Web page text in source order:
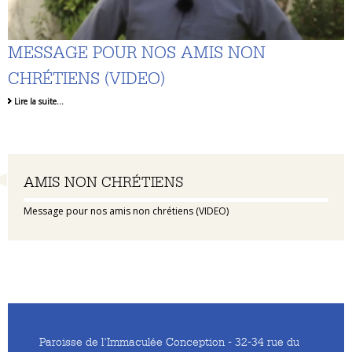
Navigation
AMIS NON CHRÉTIENS
Message pour nos amis non chrétiens (VIDEO)
MESSAGE POUR NOS AMIS NON
CHRÉTIENS (VIDEO)
Lire la suite…
Paroisse de l'Immaculée Conception - 32-34 rue du